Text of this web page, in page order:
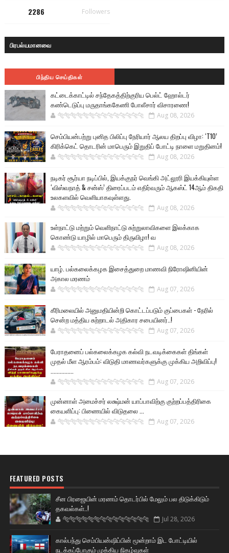
2286 Followers
பிரபல்யமானவை
பிந்திய செய்திகள்
கட்டைக்காட்டில் சந்தேகத்திற்குரிய பெல்ட் ஹோல்டர்
கண்டெடுப்பு மருதாங்ககேணி போலீசார் விசாரணை!
🐅🐅🐅🐅🐅🐅🐆🐆🐆🐆🐆🐆🐆🐆 Aug 08, 2026
செம்பியன்பற்று புனித பிலிப்பு நேரியார் ஆலய திறப்பு விழா: ‘T10’
கிரிக்கெட் தொடரின் மாபெரும் இறுதிப் போட்டி நாளை மறுதினம்!
🐅🐅🐅🐅🐅🐅🐆🐆🐆🐆🐆🐆🐆🐆 Aug 08, 2026
நடிகர் சூர்யா நடிப்பில், இயக்குநர் வெங்கி அட்லூரி இயக்கியுள்ள
‘விஸ்வநாத் & சன்ஸ்’ திரைப்படம் எதிர்வரும் ஆகஸ்ட் 14ஆம் திகதி
உலகளவில் வெளியாகவுள்ளது.
🐅🐅🐅🐅🐅🐅🐆🐆🐆🐆🐆🐆🐆🐆 Aug 08, 2026
உள்நாட்டு மற்றும் வெளிநாட்டு சுற்றுலாவிகளை இலக்காக
கொண்டு யாழில் மாபெரும் திருவிழா! வ
🐅🐅🐅🐅🐅🐅🐆🐆🐆🐆🐆🐆🐆🐆 Aug 08, 2026
யாழ். பல்கலைக்கழக இசைத்துறை மாணவி நிரோஷினியின்
அகால மரணம்
🐅🐅🐅🐅🐅🐅🐆🐆🐆🐆🐆🐆🐆🐆 Aug 07, 2026
கீரிமலையில் அனுமதியின்றி கொட்டப்படும் குப்பைகள் - நேரில்
சென்ற மத்திய சுற்றாடல் அதிகார சபையினர்..!
🐅🐅🐅🐅🐅🐅🐆🐆🐆🐆🐆🐆🐆🐆 Aug 07, 2026
பேராதனைப் பல்கலைக்கழக கல்வி நடவடிக்கைகள் திங்கள்
முதல் மீள ஆரம்பம்: விடுதி மாணவர்களுக்கு முக்கிய அறிவிப்பு!
...............
🐅🐅🐅🐅🐅🐅🐆🐆🐆🐆🐆🐆🐆🐆 Aug 07, 2026
முன்னாள் அமைச்சர் லக்ஷ்மன் யாப்பாவிற்கு குற்றப்பத்திரிகை
கையளிப்பு: பிணையில் விடுதலை ...
🐅🐅🐅🐅🐅🐅🐆🐆🐆🐆🐆🐆🐆🐆 Aug 07, 2026
FEATURED POSTS
சீன பிரஜையின் மரணம் தொடர்பில் மேலும் பல திடுக்கிடும்
தகவல்கள்..!
🐅🐅🐅🐅🐅🐅🐆🐆🐆🐆🐆🐆🐆🐆 Jul 28, 2026
கால்பந்து செம்பியன்ஷிப்பின் மூன்றாம் இட போட்டியில்
நடக்கப்போகும் முக்கிய நிகழ்வுகள்